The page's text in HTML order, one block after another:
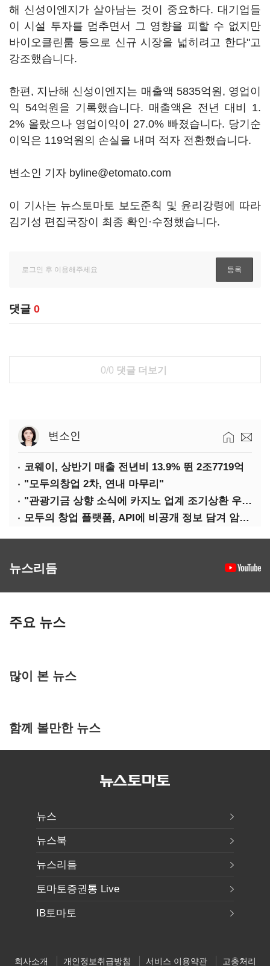
해 신성이엔지가 살아남는 것이 중요하다. 대기업들
이 시설 투자를 멈추면서 그 영향을 피할 수 없지만
바이오클린룸 등으로 신규 시장을 넓히려고 한다"고
강조했습니다.
한편, 지난해 신성이엔지는 매출액 5835억원, 영업이
익 54억원을 기록했습니다. 매출액은 전년 대비 1.
2% 올랐으나 영업이익이 27.0% 빠졌습니다. 당기순
이익은 119억원의 손실을 내며 적자 전환했습니다.
변소인 기자 byline@etomato.com
이 기사는 뉴스토마토 보도준칙 및 윤리강령에 따라
김기성 편집국장이 최종 확인·수정했습니다.
댓글 0
0/0 댓글 더보기
변소인
코웨이, 상반기 매출 전년비 13.9% 뛴 2조7719억
"모두의창업 2차, 연내 마무리"
"관광기금 상향 소식에 카지노 업계 조기상환 우려"
모두의 창업 플랫폼, API에 비공개 정보 담겨 암호키까지 새나갔다
뉴스리듬
주요 뉴스
많이 본 뉴스
함께 볼만한 뉴스
뉴스
뉴스북
뉴스리듬
토마토증권통 Live
IB토마토
회사소개 개인정보취급방침 서비스 이용약관 고충처리